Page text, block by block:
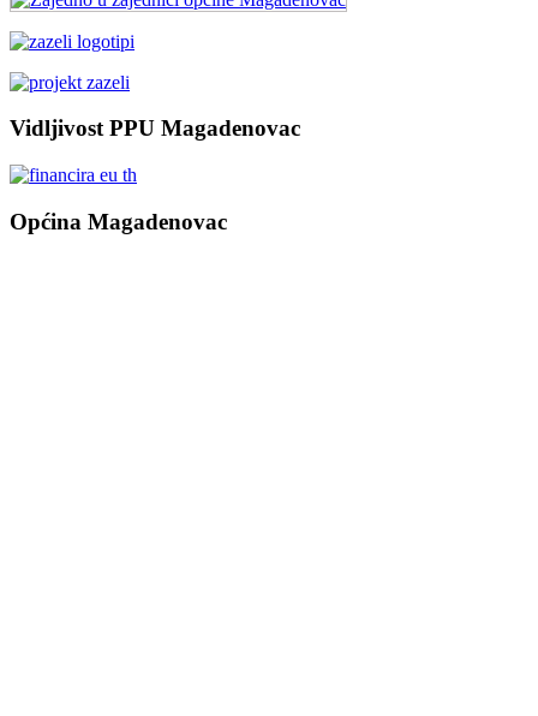
Vidljivost PPU Magadenovac
Općina Magadenovac